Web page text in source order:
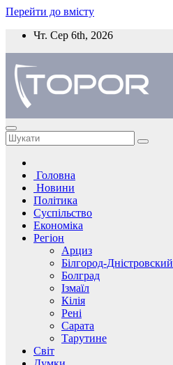
Перейти до вмісту
Чт. Сер 6th, 2026
Головна
Новини
Політика
Суспільство
Економіка
Регіон
Арциз
Білгород-Дністровский
Болград
Ізмаїл
Кілія
Рені
Сарата
Тарутине
Світ